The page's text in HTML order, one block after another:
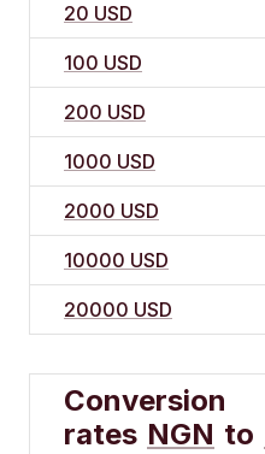
20 USD
100 USD
200 USD
1000 USD
2000 USD
10000 USD
20000 USD
Conversion
rates NGN to